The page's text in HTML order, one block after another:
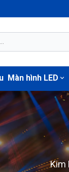
Thi công
Màn hình LED expand_more
Kim